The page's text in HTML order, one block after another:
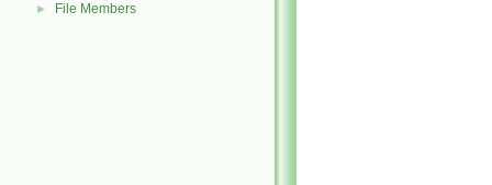
► File Members